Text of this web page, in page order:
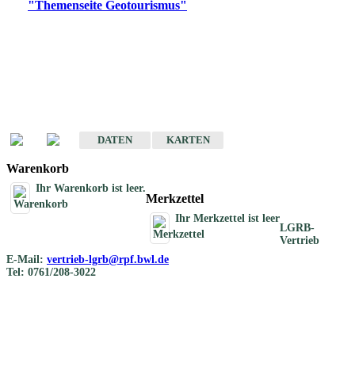
"Themenseite Geotourismus"
DATEN
KARTEN
Warenkorb
Ihr Warenkorb ist leer.
Merkzettel
Ihr Merkzettel ist leer
LGRB-
Vertrieb
E-Mail: vertrieb-lgrb@rpf.bwl.de
Tel: 0761/208-3022